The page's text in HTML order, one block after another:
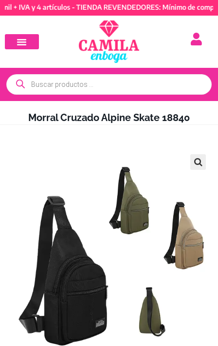
+ IVA y 4 artículos - TIENDA REVENDEDORES: Mínimo de
Morral Cruzado Alpine Skate 18840